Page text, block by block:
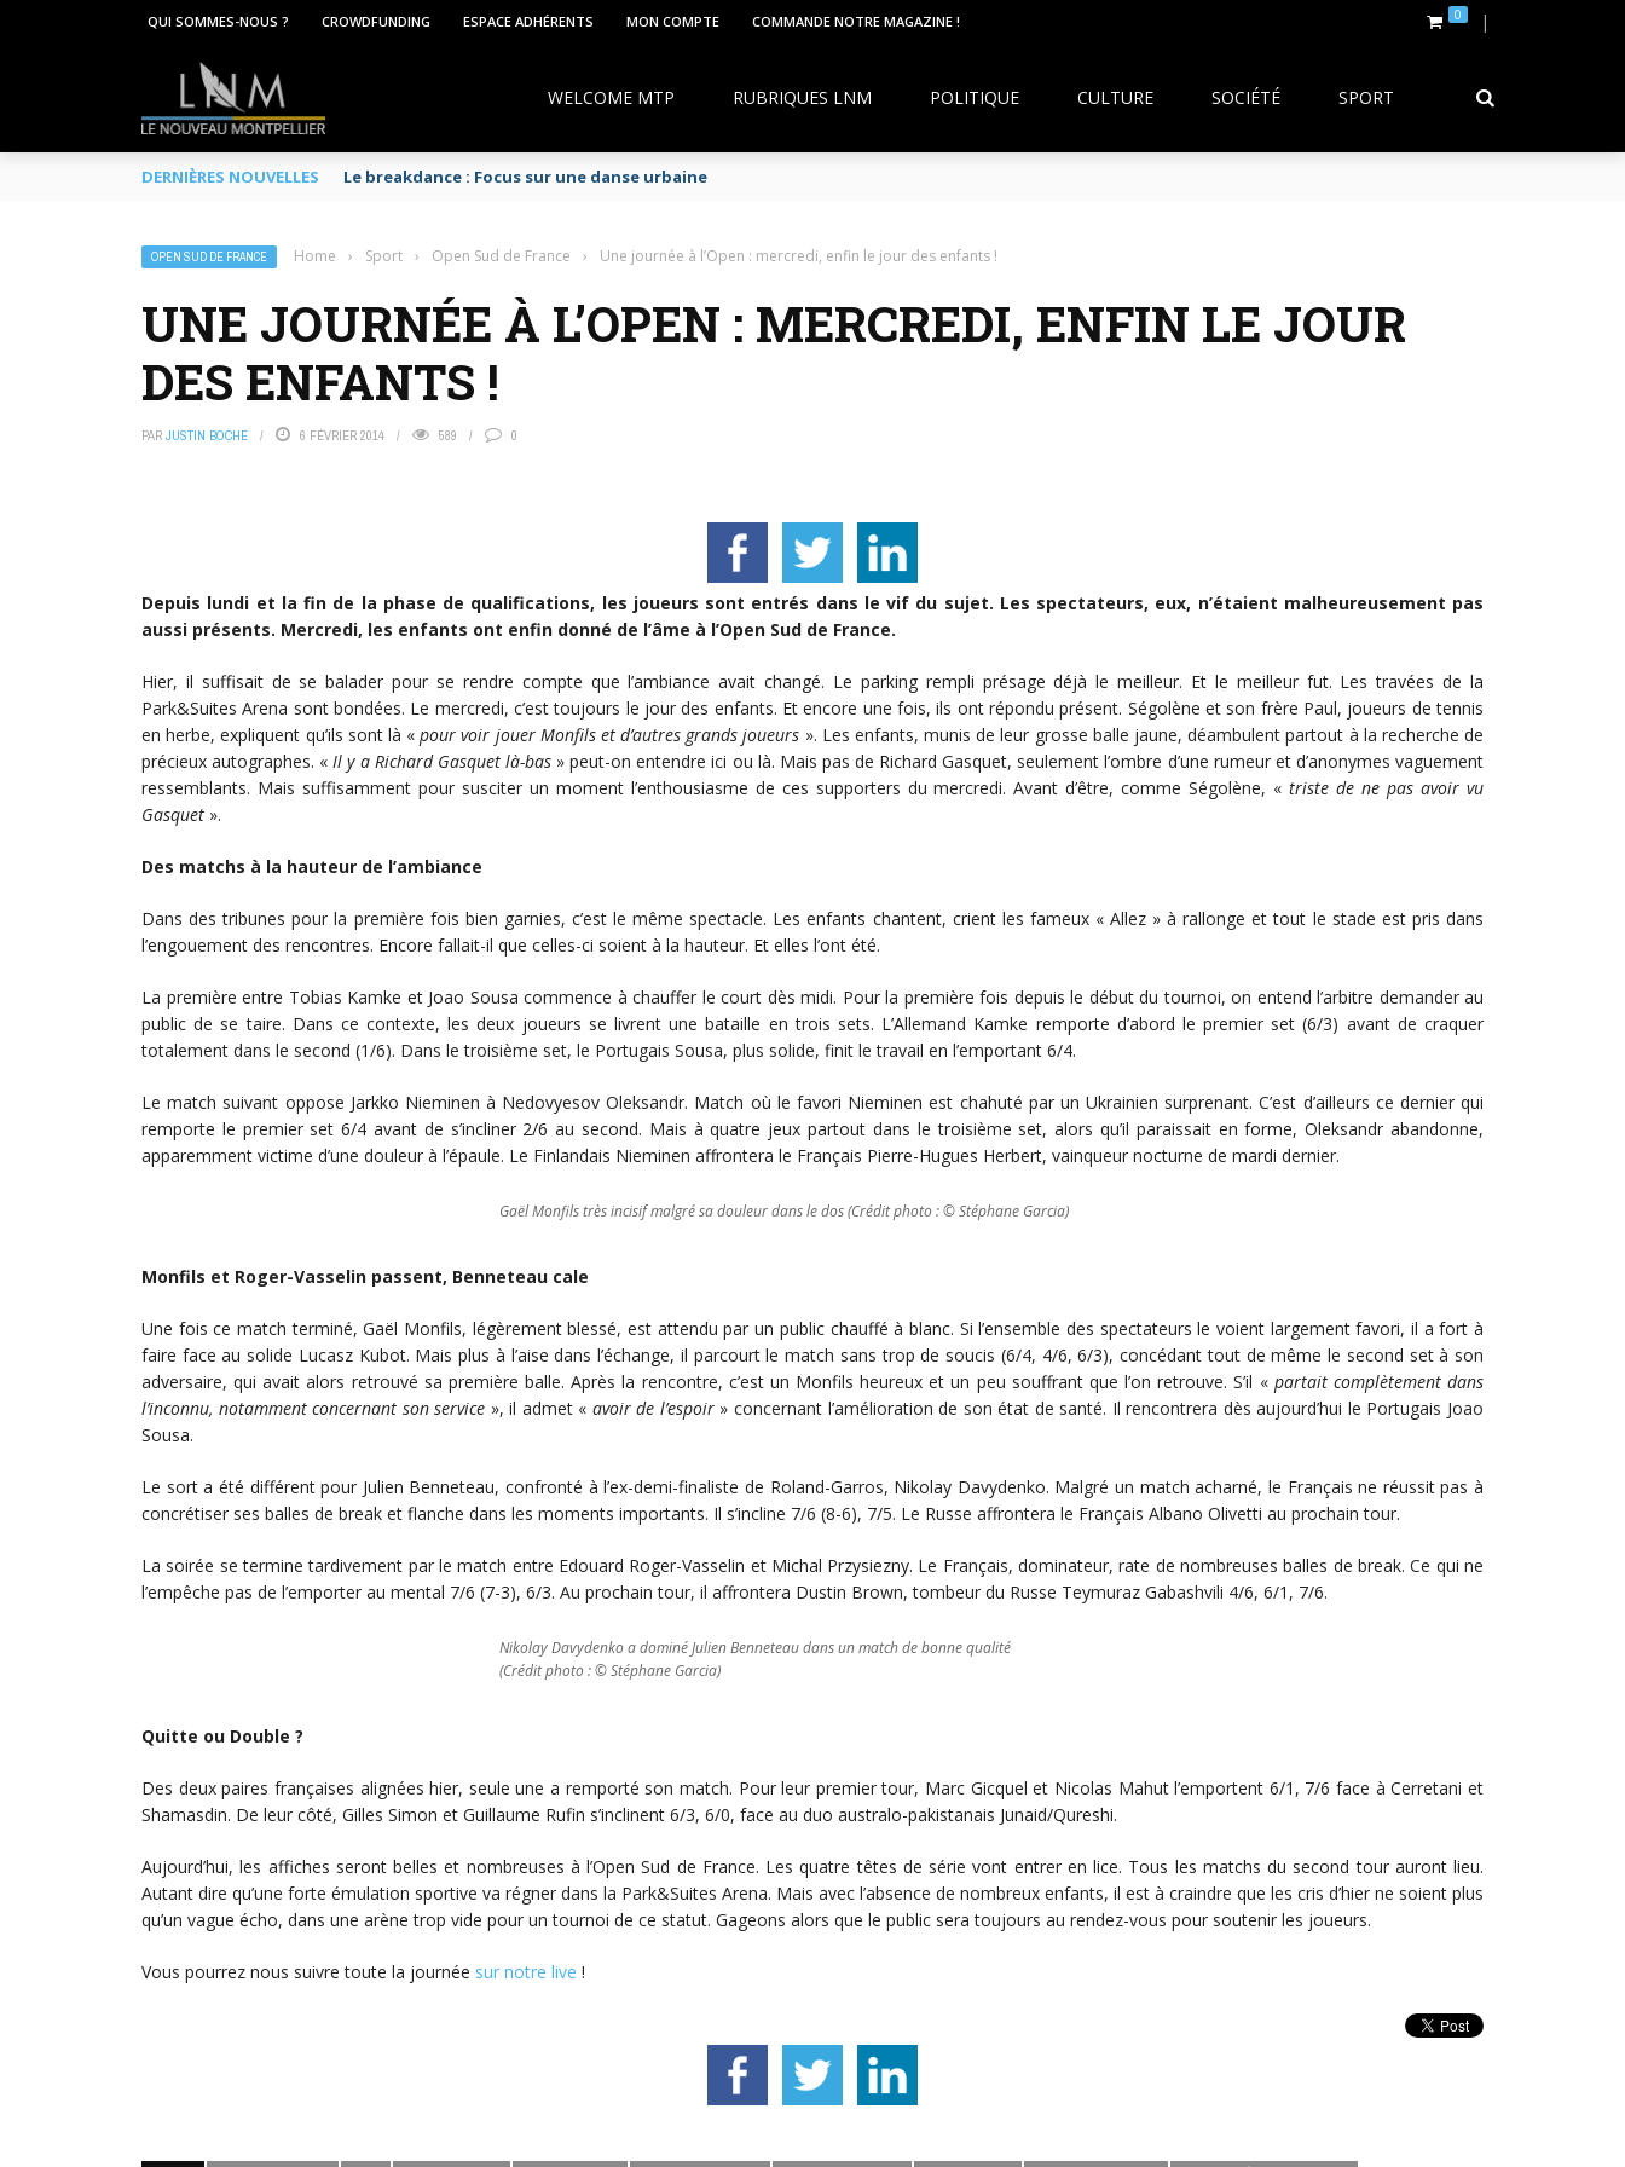
QUI SOMMES-NOUS ? CROWDFUNDING ESPACE ADHÉRENTS MON COMPTE COMMANDE NOTRE MAGAZINE ! 0
WELCOME MTP RUBRIQUES LNM POLITIQUE CULTURE SOCIÉTÉ SPORT
DERNIÈRES NOUVELLES Le breakdance : Focus sur une danse urbaine
OPEN SUD DE FRANCE Home › Sport › Open Sud de France › Une journée à l’Open : mercredi, enfin le jour des enfants !
UNE JOURNÉE À L’OPEN : MERCREDI, ENFIN LE JOUR
DES ENFANTS !
PAR JUSTIN BOCHE 6 FÉVRIER 2014 589 0
Depuis lundi et la fin de la phase de qualifications, les joueurs sont entrés dans le vif du sujet. Les spectateurs, eux, n’étaient malheureusement pas
aussi présents. Mercredi, les enfants ont enfin donné de l’âme à l’Open Sud de France.
Hier, il suffisait de se balader pour se rendre compte que l’ambiance avait changé. Le parking rempli présage déjà le meilleur. Et le meilleur fut. Les travées de la
Park&Suites Arena sont bondées. Le mercredi, c’est toujours le jour des enfants. Et encore une fois, ils ont répondu présent. Ségolène et son frère Paul, joueurs de tennis
en herbe, expliquent qu’ils sont là «pour voir jouer Monfils et d’autres grands joueurs ». Les enfants, munis de leur grosse balle jaune, déambulent partout à la recherche de
précieux autographes. «Il y a Richard Gasquet là-bas » peut-on entendre ici ou là. Mais pas de Richard Gasquet, seulement l’ombre d’une rumeur et d’anonymes vaguement
ressemblants. Mais suffisamment pour susciter un moment l’enthousiasme de ces supporters du mercredi. Avant d’être, comme Ségolène, «triste de ne pas avoir vu
Gasquet ».
Des matchs à la hauteur de l’ambiance
Dans des tribunes pour la première fois bien garnies, c’est le même spectacle. Les enfants chantent, crient les fameux « Allez » à rallonge et tout le stade est pris dans
l’engouement des rencontres. Encore fallait-il que celles-ci soient à la hauteur. Et elles l’ont été.
La première entre Tobias Kamke et Joao Sousa commence à chauffer le court dès midi. Pour la première fois depuis le début du tournoi, on entend l’arbitre demander au
public de se taire. Dans ce contexte, les deux joueurs se livrent une bataille en trois sets. L’Allemand Kamke remporte d’abord le premier set (6/3) avant de craquer
totalement dans le second (1/6). Dans le troisième set, le Portugais Sousa, plus solide, finit le travail en l’emportant 6/4.
Le match suivant oppose Jarkko Nieminen à Nedovyesov Oleksandr. Match où le favori Nieminen est chahuté par un Ukrainien surprenant. C’est d’ailleurs ce dernier qui
remporte le premier set 6/4 avant de s’incliner 2/6 au second. Mais à quatre jeux partout dans le troisième set, alors qu’il paraissait en forme, Oleksandr abandonne,
apparemment victime d’une douleur à l’épaule. Le Finlandais Nieminen affrontera le Français Pierre-Hugues Herbert, vainqueur nocturne de mardi dernier.
Gaël Monfils très incisif malgré sa douleur dans le dos (Crédit photo : © Stéphane Garcia)
Monfils et Roger-Vasselin passent, Benneteau cale
Une fois ce match terminé, Gaël Monfils, légèrement blessé, est attendu par un public chauffé à blanc. Si l’ensemble des spectateurs le voient largement favori, il a fort à
faire face au solide Lucasz Kubot. Mais plus à l’aise dans l’échange, il parcourt le match sans trop de soucis (6/4, 4/6, 6/3), concédant tout de même le second set à son
adversaire, qui avait alors retrouvé sa première balle. Après la rencontre, c’est un Monfils heureux et un peu souffrant que l’on retrouve. S’il « partait complètement dans
l’inconnu, notamment concernant son service », il admet « avoir de l’espoir» concernant l’amélioration de son état de santé. Il rencontrera dès aujourd’hui le Portugais Joao
Sousa.
Le sort a été différent pour Julien Benneteau, confronté à l’ex-demi-finaliste de Roland-Garros, Nikolay Davydenko. Malgré un match acharné, le Français ne réussit pas à
concrétiser ses balles de break et flanche dans les moments importants. Il s’incline 7/6 (8-6), 7/5. Le Russe affrontera le Français Albano Olivetti au prochain tour.
La soirée se termine tardivement par le match entre Edouard Roger-Vasselin et Michal Przysiezny. Le Français, dominateur, rate de nombreuses balles de break. Ce qui ne
l’empêche pas de l’emporter au mental 7/6 (7-3), 6/3. Au prochain tour, il affrontera Dustin Brown, tombeur du Russe Teymuraz Gabashvili 4/6, 6/1, 7/6.
Nikolay Davydenko a dominé Julien Benneteau dans un match de bonne qualité
(Crédit photo : © Stéphane Garcia)
Quitte ou Double ?
Des deux paires françaises alignées hier, seule une a remporté son match. Pour leur premier tour, Marc Gicquel et Nicolas Mahut l’emportent 6/1, 7/6 face à Cerretani et
Shamasdin. De leur côté, Gilles Simon et Guillaume Rufin s’inclinent 6/3, 6/0, face au duo australo-pakistanais Junaid/Qureshi.
Aujourd’hui, les affiches seront belles et nombreuses à l’Open Sud de France. Les quatre têtes de série vont entrer en lice. Tous les matchs du second tour auront lieu.
Autant dire qu’une forte émulation sportive va régner dans la Park&Suites Arena. Mais avec l’absence de nombreux enfants, il est à craindre que les cris d’hier ne soient plus
qu’un vague écho, dans une arène trop vide pour un tournoi de ce statut. Gageons alors que le public sera toujours au rendez-vous pour soutenir les joueurs.
Vous pourrez nous suivre toute la journée sur notre live !